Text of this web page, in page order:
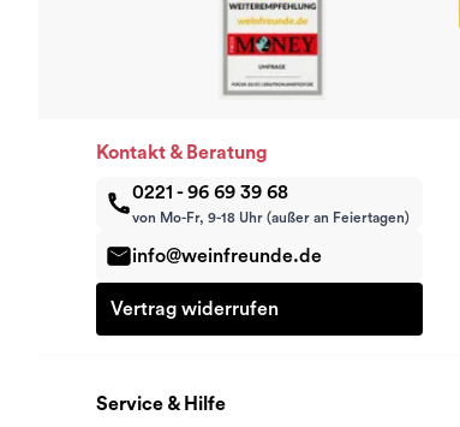
Kontakt & Beratung
0221 - 96 69 39 68
von Mo-Fr, 9-18 Uhr (außer an Feiertagen)
info@weinfreunde.de
Vertrag widerrufen
Service & Hilfe